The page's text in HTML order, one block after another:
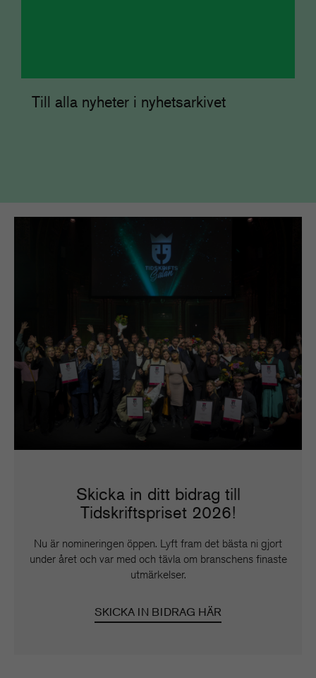
Till alla nyheter i nyhetsarkivet
Skicka in ditt bidrag till
Tidskriftspriset 2026!
Nu är nomineringen öppen. Lyft fram det bästa ni gjort
under året och var med och tävla om branschens finaste
utmärkelser.
SKICKA IN BIDRAG HÄR